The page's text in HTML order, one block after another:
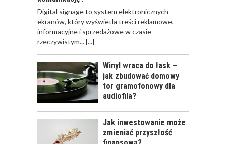
​Digital signage to system elektronicznych
ekranów, który wyświetla treści reklamowe,
informacyjne i sprzedażowe w czasie
rzeczywistym...[...]
Winyl wraca do łask –
jak zbudować domowy
tor gramofonowy dla
audiofila?
Jak inwestowanie może
zmieniać przyszłość